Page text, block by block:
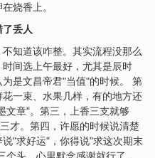
烧香上。
丢人
知道该咋整。其实流程没那么
间选上午最好，尤其是辰时
为是文昌帝君"当值"的时候。 第
一束、水果几样，有的地方还
文章"。第三，上香三支就够
才。第四，许愿的时候说清楚
"求好运"，你得说"求这次期末